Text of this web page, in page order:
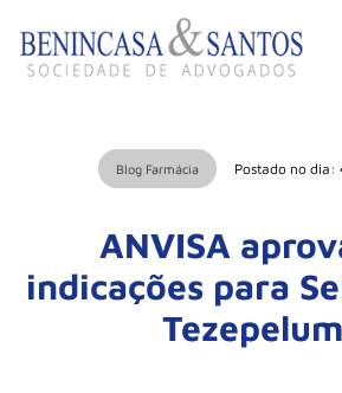
Blog Farmácia Postado no
ANVISA
indicações para